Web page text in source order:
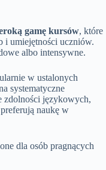
gamę kursów, które
i umiejętności uczniów.
albo intensywne.
w ustalonych
systematyczne
zdolności językowych,
naukę w
dla osób pragnących